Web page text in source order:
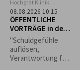
Hochgrat Klinik
Stiefenhofen
08.08.2026 10:15
ÖFFENTLICHE
VORTRÄGE in der
Hochgrat Klinik
"Schuldgefühle
auflösen,
Verantwortung für